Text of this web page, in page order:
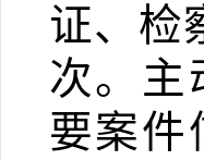
证、检
次。主
要案件